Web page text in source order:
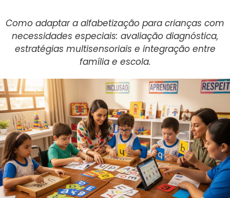
Como adaptar a alfabetização para crianças com
necessidades especiais: avaliação diagnóstica,
estratégias multisensoriais e integração entre
família e escola.